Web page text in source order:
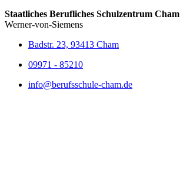
Staatliches Berufliches Schulzentrum Cham
Werner-von-Siemens
Badstr. 23, 93413 Cham
09971 - 85210
info@berufsschule-cham.de